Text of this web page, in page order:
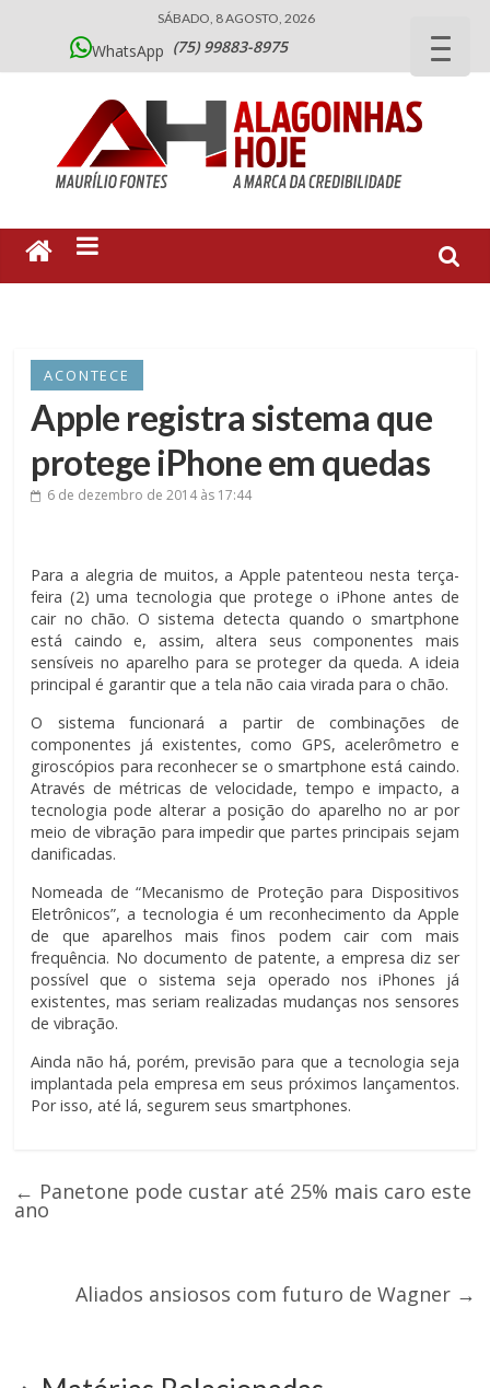
SÁBADO, 8 AGOSTO, 2026
WhatsApp (75) 99883-8975
ACONTECE
Apple registra sistema que
protege iPhone em quedas
6 de dezembro de 2014às 17:44
Para a alegria de muitos, a Apple patenteou nesta terça-
feira (2) uma tecnologia que protege o iPhone antes de
cair no chão. O sistema detecta quando o smartphone
está caindo e, assim, altera seus componentes mais
sensíveis no aparelho para se proteger da queda. A ideia
principal é garantir que a tela não caia virada para o chão.
O sistema funcionará a partir de combinações de
componentes já existentes, como GPS, acelerômetro e
giroscópios para reconhecer se o smartphone está caindo.
Através de métricas de velocidade, tempo e impacto, a
tecnologia pode alterar a posição do aparelho no ar por
meio de vibração para impedir que partes principais sejam
danificadas.
Nomeada de “Mecanismo de Proteção para Dispositivos
Eletrônicos”, a tecnologia é um reconhecimento da Apple
de que aparelhos mais finos podem cair com mais
frequência. No documento de patente, a empresa diz ser
possível que o sistema seja operado nos iPhones já
existentes, mas seriam realizadas mudanças nos sensores
de vibração.
Ainda não há, porém, previsão para que a tecnologia seja
implantada pela empresa em seus próximos lançamentos.
Por isso, até lá, segurem seus smartphones.
← Panetone pode custar até 25% mais caro este
ano
Aliados ansiosos com futuro de Wagner →